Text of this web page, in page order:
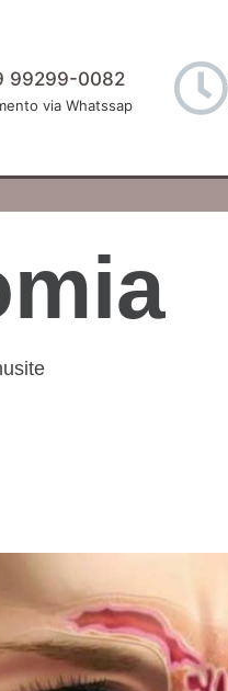
99299-0082
via Whatssap